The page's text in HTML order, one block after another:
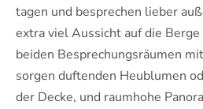
tagen und besprechen lieber
extra viel Aussicht auf die
beiden Besprechungsräumen
sorgen duftenden Heublumen
der Decke, und raumhohe